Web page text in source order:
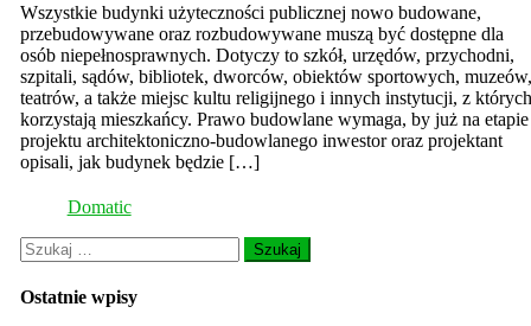
muszą
być
dostosowane
dla
osób
niepełnosprawnych?
Wszystkie budynki użyteczności publicznej nowo budowane,
przebudowywane oraz rozbudowywane muszą być dostępne dla
osób niepełnosprawnych. Dotyczy to szkół, urzędów, przychodni,
szpitali, sądów, bibliotek, dworców, obiektów sportowych, muzeów,
teatrów, a także miejsc kultu religijnego i innych instytucji, z których
korzystają mieszkańcy. Prawo budowlane wymaga, by już na etapie
projektu architektoniczno-budowlanego inwestor oraz projektant
opisali, jak budynek będzie […]
Domatic
Szukaj:
Ostatnie wpisy